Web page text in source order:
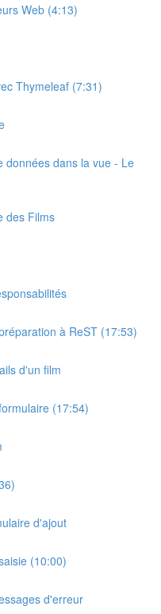
Web (4:13)
Thymeleaf (7:31)
données dans la vue - Le
des Films
à ReST (17:53)
d'un film
(17:54)
d'ajout
(10:00)
d'erreur